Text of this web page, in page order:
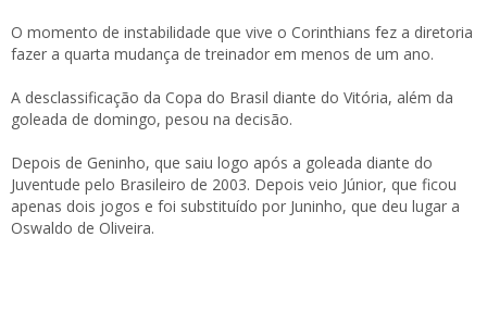
O momento de instabilidade que vive o Corinthians fez a diretoria
fazer a quarta mudança de treinador em menos de um ano.
A desclassificação da Copa do Brasil diante do Vitória, além da
goleada de domingo, pesou na decisão.
Depois de Geninho, que saiu logo após a goleada diante do
Juventude pelo Brasileiro de 2003. Depois veio Júnior, que ficou
apenas dois jogos e foi substituído por Juninho, que deu lugar a
Oswaldo de Oliveira.